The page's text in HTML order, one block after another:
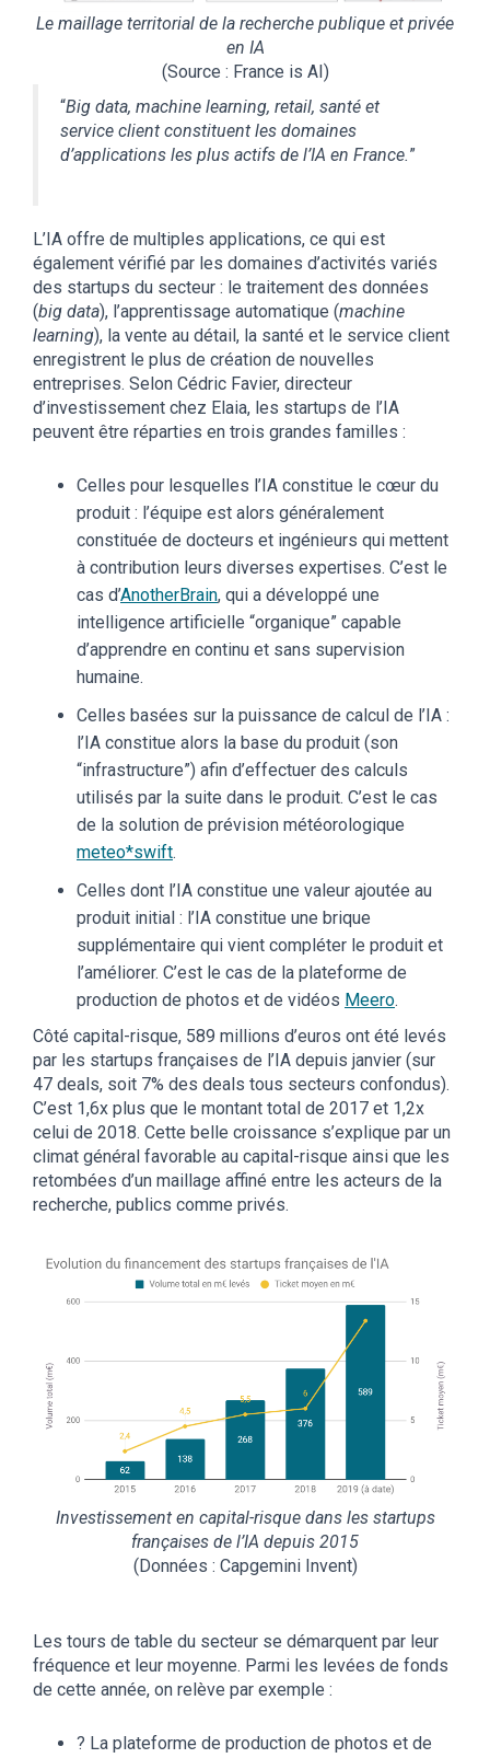
Le maillage territorial de la recherche publique et privée
en IA
(Source : France is AI)
“Big data, machine learning, retail, santé et
service client constituent les domaines
d’applications les plus actifs de l’IA en France.”
L’IA offre de multiples applications, ce qui est
également vérifié par les domaines d’activités variés
des startups du secteur : le traitement des données
(big data), l’apprentissage automatique (machine
learning), la vente au détail, la santé et le service client
enregistrent le plus de création de nouvelles
entreprises. Selon Cédric Favier, directeur
d’investissement chez Elaia, les startups de l’IA
peuvent être réparties en trois grandes familles :
Celles pour lesquelles l’IA constitue le cœur du
produit : l’équipe est alors généralement
constituée de docteurs et ingénieurs qui mettent
à contribution leurs diverses expertises. C’est le
cas d’AnotherBrain, qui a développé une
intelligence artificielle “organique” capable
d’apprendre en continu et sans supervision
humaine.
Celles basées sur la puissance de calcul de l’IA :
l’IA constitue alors la base du produit (son
“infrastructure”) afin d’effectuer des calculs
utilisés par la suite dans le produit. C’est le cas
de la solution de prévision météorologique
meteo*swift.
Celles dont l’IA constitue une valeur ajoutée au
produit initial : l’IA constitue une brique
supplémentaire qui vient compléter le produit et
l’améliorer. C’est le cas de la plateforme de
production de photos et de vidéos Meero.
Côté capital-risque, 589 millions d’euros ont été levés
par les startups françaises de l’IA depuis janvier (sur
47 deals, soit 7% des deals tous secteurs confondus).
C’est 1,6x plus que le montant total de 2017 et 1,2x
celui de 2018. Cette belle croissance s’explique par un
climat général favorable au capital-risque ainsi que les
retombées d’un maillage affiné entre les acteurs de la
recherche, publics comme privés.
Investissement en capital-risque dans les startups
françaises de l’IA depuis 2015
(Données : Capgemini Invent)
Les tours de table du secteur se démarquent par leur
fréquence et leur moyenne. Parmi les levées de fonds
de cette année, on relève par exemple :
? La plateforme de production de photos et de